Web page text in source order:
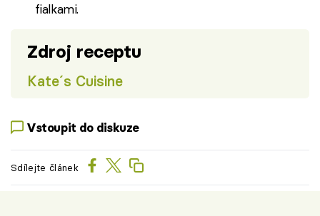
fialkami.
Zdroj receptu
Kate´s Cuisine
Vstoupit do diskuze
Sdílejte článek